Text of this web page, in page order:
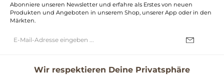
Abonniere unseren Newsletter und erfahre als Erstes von neuen
Produkten und Angeboten in unserem Shop, unserer App oder in den
Märkten.
Mail-
Wir respektieren Deine Privatsphäre